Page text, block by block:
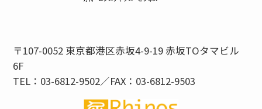
〒107-0052 東京都港区赤坂4-9-19 赤坂TOタマビル
6F
TEL：03-6812-9502／FAX：03-6812-9503